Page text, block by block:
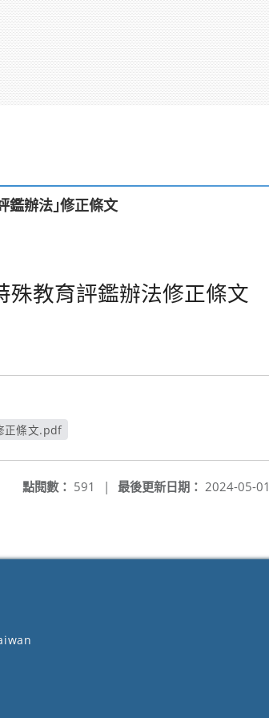
鑑辦法｣修正條文
殊教育評鑑辦法修正條文
正條文.pdf
最後更新日期： 2024-05-01
點閱數： 591 |